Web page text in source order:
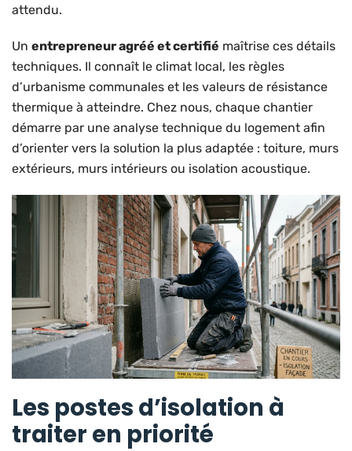
attendu.
Un entrepreneur agréé et certifié maîtrise ces détails
techniques. Il connaît le climat local, les règles
d’urbanisme communales et les valeurs de résistance
thermique à atteindre. Chez nous, chaque chantier
démarre par une analyse technique du logement afin
d’orienter vers la solution la plus adaptée : toiture, murs
extérieurs, murs intérieurs ou isolation acoustique.
Les postes d’isolation à
traiter en priorité